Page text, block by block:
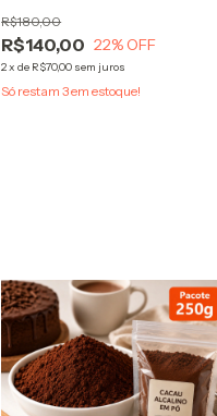
R$140,00
R$180,00
22% OFF
2xde R$70,00 sem juros
Só restam3em estoque!